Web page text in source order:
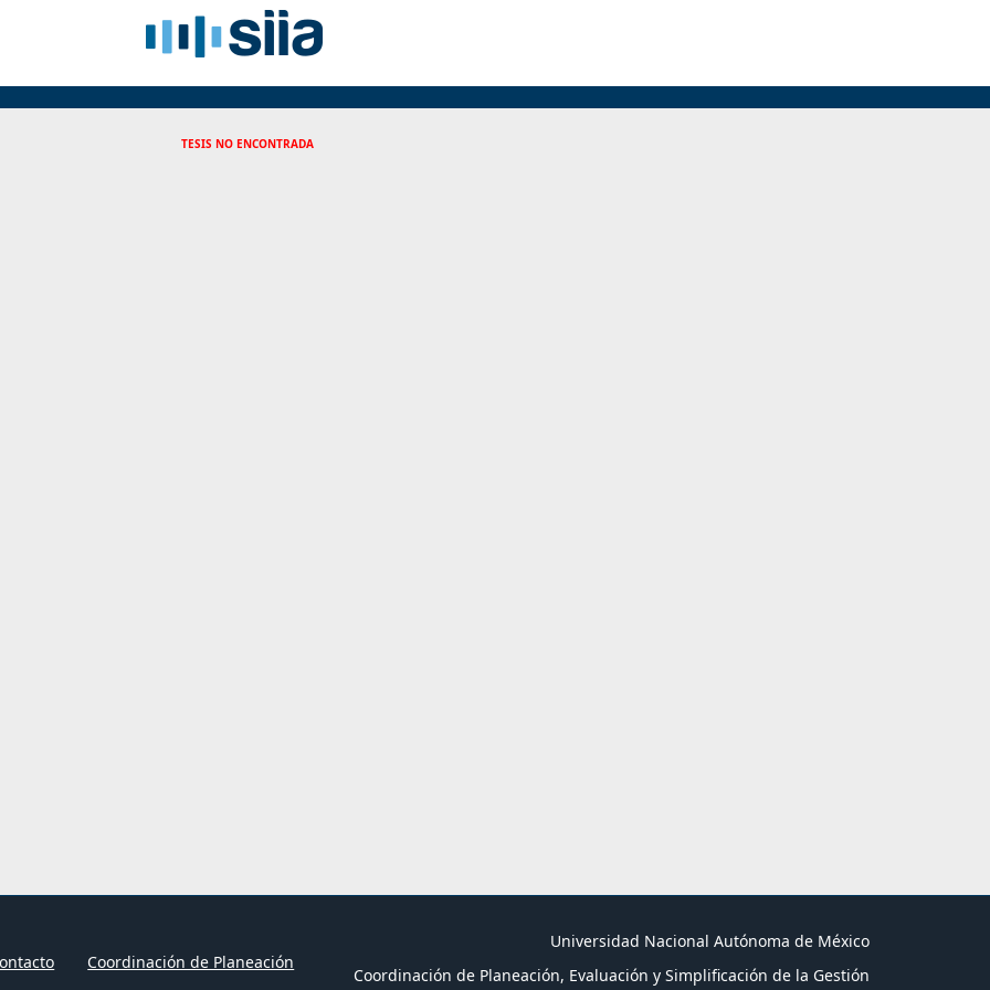
TESIS NO ENCONTRADA
Coordinación de Planeación
Universidad Nacional Autónoma de México
Coordinación de Planeación, Evaluación y Simplificación de la Gestión